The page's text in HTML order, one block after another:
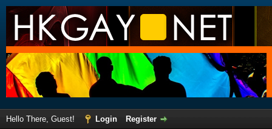
Hello There, Guest! Login
Register